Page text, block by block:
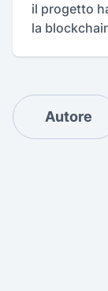
il progetto
la
Autore